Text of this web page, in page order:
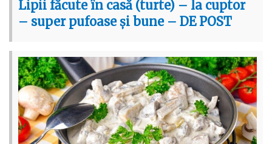
Lipii făcute în casă (turte) – la cuptor
– super pufoase și bune – DE POST